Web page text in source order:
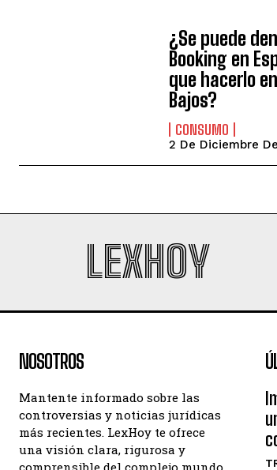
¿Se puede
Booking en
que hacerlo
Bajos?
CONSUMO
2 De Diciembre
LEXHOY
NOSOTROS
Mantente informado sobre las
controversias y noticias jurídicas
más recientes. LexHoy te ofrece
una visión clara, rigurosa y